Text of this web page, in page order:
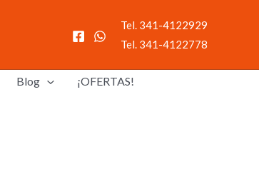
Tel. 341-4122929
Tel. 341-4122778
Blog ¡OFERTAS!